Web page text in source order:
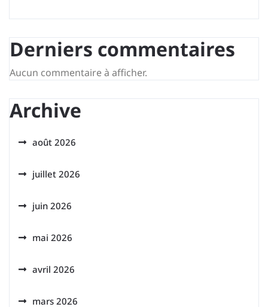
Derniers commentaires
Aucun commentaire à afficher.
Archive
août 2026
juillet 2026
juin 2026
mai 2026
avril 2026
mars 2026